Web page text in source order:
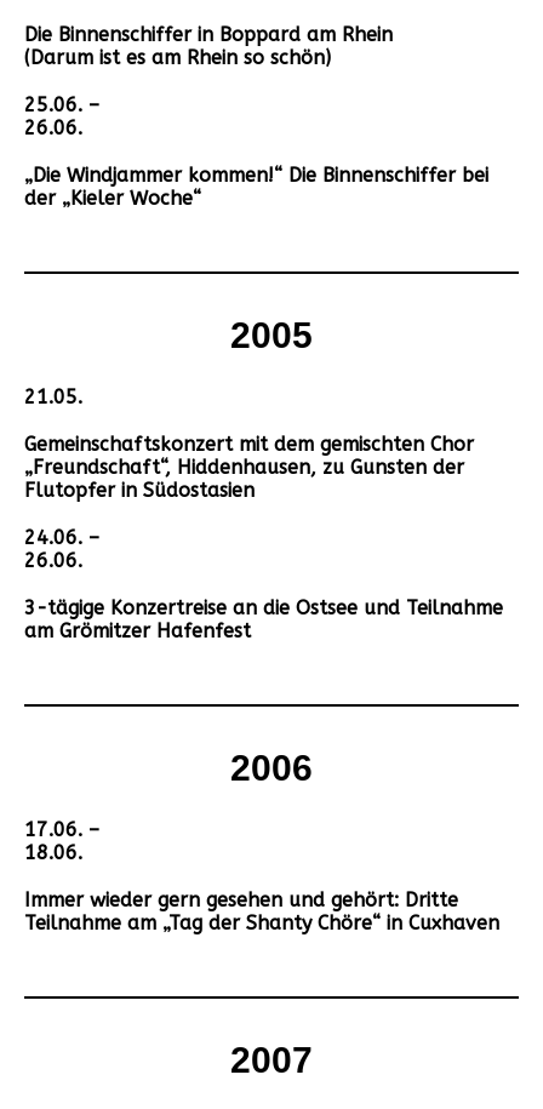
Die Binnenschiffer in Boppard am Rhein
(Darum ist es am Rhein so schön)
25.06. –
26.06.
„Die Windjammer kommen!“ Die Binnenschiffer bei
der „Kieler Woche“
2005
21.05.
Gemeinschaftskonzert mit dem gemischten Chor
„Freundschaft“, Hiddenhausen, zu Gunsten der
Flutopfer in Südostasien
24.06. –
26.06.
3-tägige Konzertreise an die Ostsee und Teilnahme
am Grömitzer Hafenfest
2006
17.06. –
18.06.
Immer wieder gern gesehen und gehört: Dritte
Teilnahme am „Tag der Shanty Chöre“ in Cuxhaven
2007